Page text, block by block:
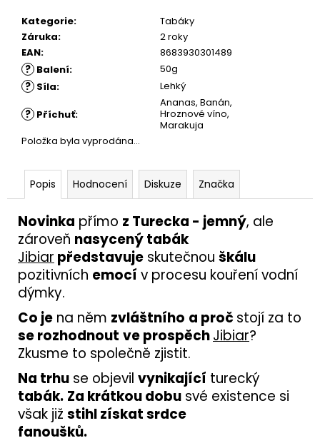
Kategorie:
Tabáky
Záruka:
2 roky
EAN: 8683930301489
? Balení: 50g
? Síla: Lehký
? Příchuť:
Ananas, Banán,
Hroznové víno,
Marakuja
Položka byla vyprodána…
Popis Hodnocení Diskuze Značka
Novinka přímo z Turecka - jemný, ale
zároveň nasycený tabák
Jibiar představuje skutečnou škálu
pozitivních emocí v procesu kouření vodní
dýmky.
Co je na něm zvláštního a proč stojí za to
se rozhodnout ve prospěchJibiar?
Zkusme to společně zjistit.
Na trhu se objevil vynikající turecký
tabák. Za krátkou dobu své existence si
však již stihl získat srdce
fanoušků.